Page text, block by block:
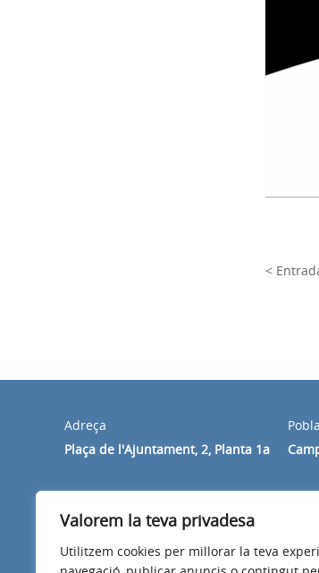
Valorem la teva privadesa
Utilitzem cookies per millorar la teva
<
Adreça
Plaça de l'Ajuntament, 2, Planta 1a
De dilluns a divendres de 10 h a 14 h.